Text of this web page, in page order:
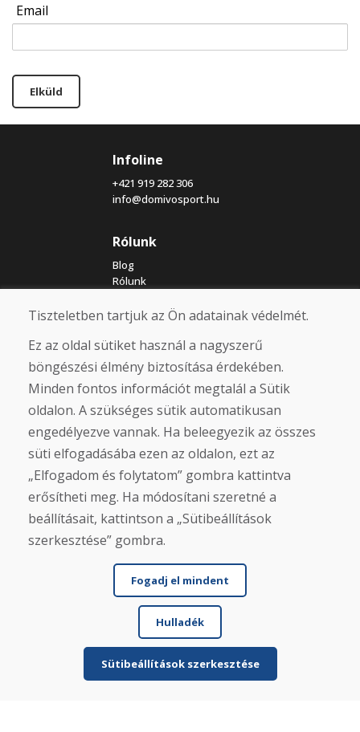
Email
Elküld
Infoline
+421 919 282 306
info@domivosport.hu
Rólunk
Blog
Rólunk
Érintkezés
Vásárlás
Eshop
Felhasználási feltételek
Szállítás
Fizetés
Áruk visszaküldése és cseréje
Adatvédelmi irányelvek
Cookies
Közösségi hálózatok
Tiszteletben tartjuk az Ön adatainak védelmét.
Ez az oldal sütiket használ a nagyszerű
böngészési élmény biztosítása érdekében.
Minden fontos információt megtalál a Sütik
oldalon. A szükséges sütik automatikusan
engedélyezve vannak. Ha beleegyezik az összes
süti elfogadásába ezen az oldalon, ezt az
„Elfogadom és folytatom” gombra kattintva
erősítheti meg. Ha módosítani szeretné a
beállításait, kattintson a „Sütibeállítások
szerkesztése” gombra.
Fogadj el mindent
Hulladék
Sütibeállítások szerkesztése